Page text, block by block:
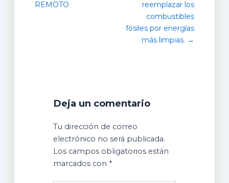
REMOTO
reemplazar los
combustibles
fósiles por energías
más limpias. →
Deja un comentario
Tu dirección de correo
electrónico no será publicada.
Los campos obligatorios están
marcados con *